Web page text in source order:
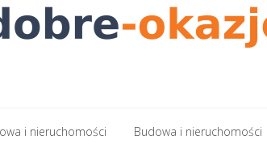
i nieruchomości Budowa i nieruchomości